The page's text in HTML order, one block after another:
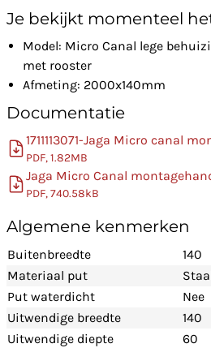
Je bekijkt momenteel
Model: Micro Canal lege
met rooster
Afmeting: 2000x140mm
Documentatie
1711113071-Jaga Micro canal
PDF, 1.82MB
Jaga Micro Canal
PDF, 740.58kB
Algemene kenmerken
Buitenbreedte
140
Materiaal put
Put waterdicht
Nee
Uitwendige breedte
140
Uitwendige diepte
60